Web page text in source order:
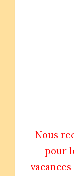
Nous
pour